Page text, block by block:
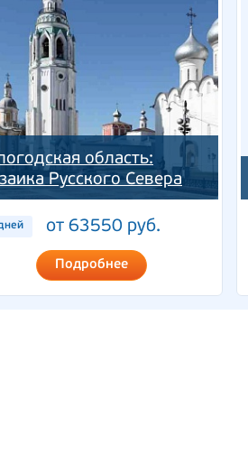
область:
Русского Севера
от 63550 руб.
Подробнее